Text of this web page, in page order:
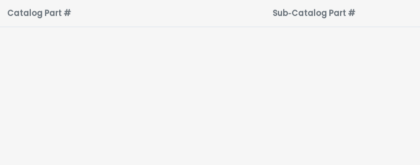
Catalog Part # Sub‑Catalog Part #